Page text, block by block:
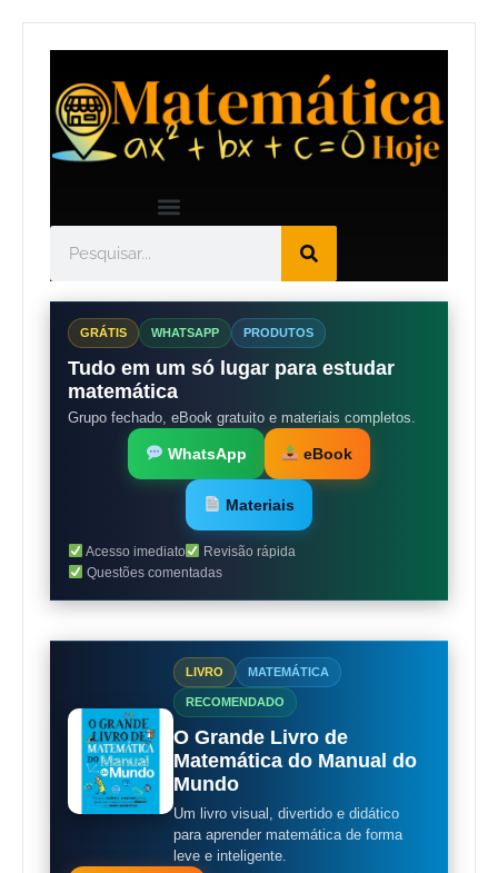
GRÁTIS WHATSAPP PRODUTOS
Tudo em um só lugar para estudar
matemática
Grupo fechado, eBook gratuito e materiais completos.
WhatsApp eBook
Materiais
Acesso imediato
Revisão rápida
Questões comentadas
LIVRO MATEMÁTICA
RECOMENDADO
O Grande Livro de
Matemática do Manual do
Mundo
Um livro visual, divertido e didático
para aprender matemática de forma
leve e inteligente.